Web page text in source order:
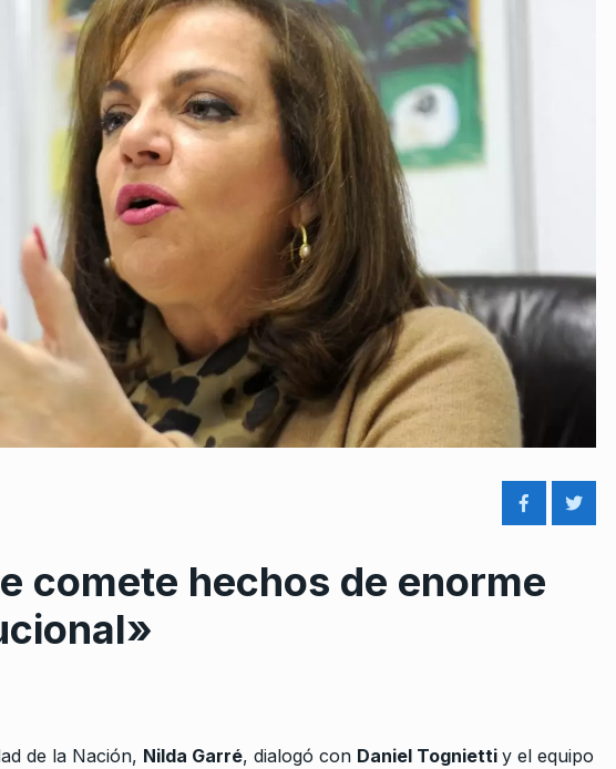
comete hechos de enorme
de la Nación, Nilda Garré, dialogó con Daniel Tognietti y el equipo
de miércoles:,
Rosso